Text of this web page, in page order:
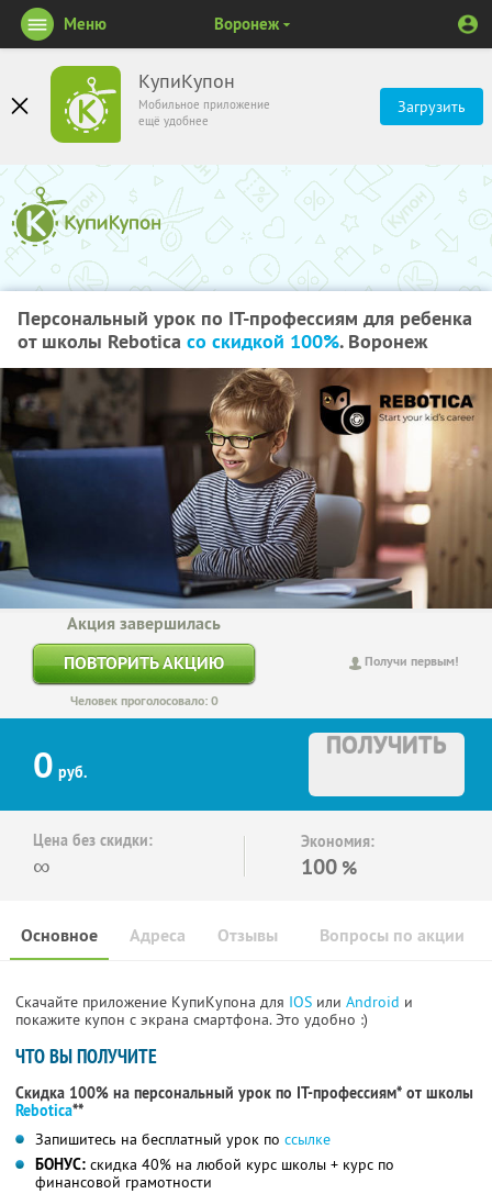
КупиКупон
Мобильное приложение
ещё удобнее
Загрузить
Меню Воронеж
Персональный урок по IT-профессиям для ребенка
от школы Rebotica со скидкой 100%. Воронеж
Получи первым!
Акция завершилась
ПОВТОРИТЬ АКЦИЮ
Человек проголосовало: 0
0 руб.
ПОЛУЧИТЬ
Цена без скидки:
∞
Экономия:
100 %
Основное Отзывы Вопросы по акции
Адреса
Скачайте приложение КупиКупона для IOS или Android и
покажите купон с экрана смартфона. Это удобно :)
ЧТО ВЫ ПОЛУЧИТЕ
Скидка 100% на персональный урок по IT-профессиям* от школы
Rebotica**
Запишитесь на бесплатный урок по ссылке
БОНУС: скидка 40% на любой курс школы + курс по
финансовой грамотности